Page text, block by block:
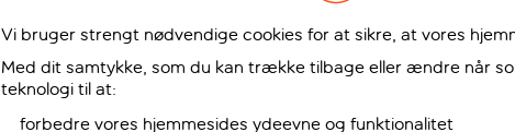
Vi bruger strengt nødvendige cookies for at sikre, at vores
Med dit samtykke, som du kan trække tilbage eller ændre når
teknologi til at:
forbedre vores hjemmesides ydeevne og funktionalitet